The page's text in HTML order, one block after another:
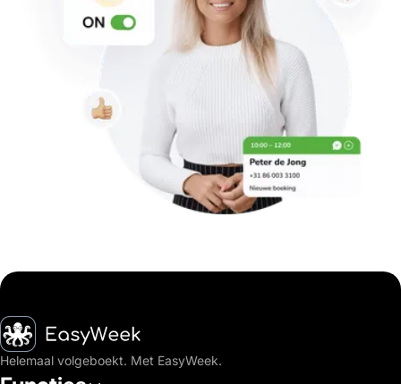
Startpagina
Helemaal volgeboekt. Met EasyWeek.